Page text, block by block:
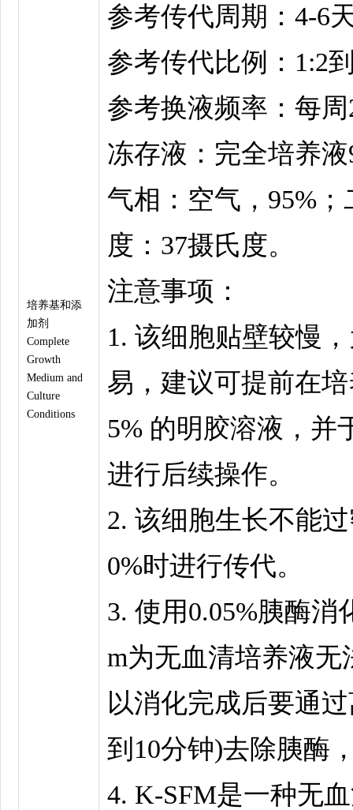
培养基和添
加剂
Complete
Growth
Medium and
Culture
Conditions
参考传代周期：4-6
参考传代比例：1:2
参考换液频率：每周
冻存液：完全培养液
气相：空气，95%
度：37摄氏度。
注意事项：
1. 该细胞贴壁较慢
易，建议可提前在
5% 的明胶溶液，并
进行后续操作。
2. 该细胞生长不能
0%时进行传代。
3. 使用0.05%胰酶
m为无血清培养液
以消化完成后要通
到10分钟)去除胰酶
4. K-SFM是一种无